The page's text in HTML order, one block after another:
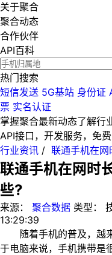
关于聚合
聚合动态
合作伙伴
API百科
热门搜索
短信发送 5G基站 身份证
票 实名认证
掌握聚合最新动态了解行
API接口，开发服务，免
行业资讯 / 联通手机在
联通手机在网时
些?
来源： 聚合数据 类型：
13:29:39
随着手机的普及，越来
于电脑来说，手机携带是